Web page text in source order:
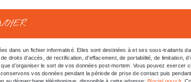
dans un fichier informatisé. Elles sont destinées à et ses sous-traitants
d’accès, de rectification, d’effacement, de portabilité, de limitation,
d’organiser le sort de vos données post-mortem. Vous pouvez exercer
vos données pendant la période de prise de contact puis